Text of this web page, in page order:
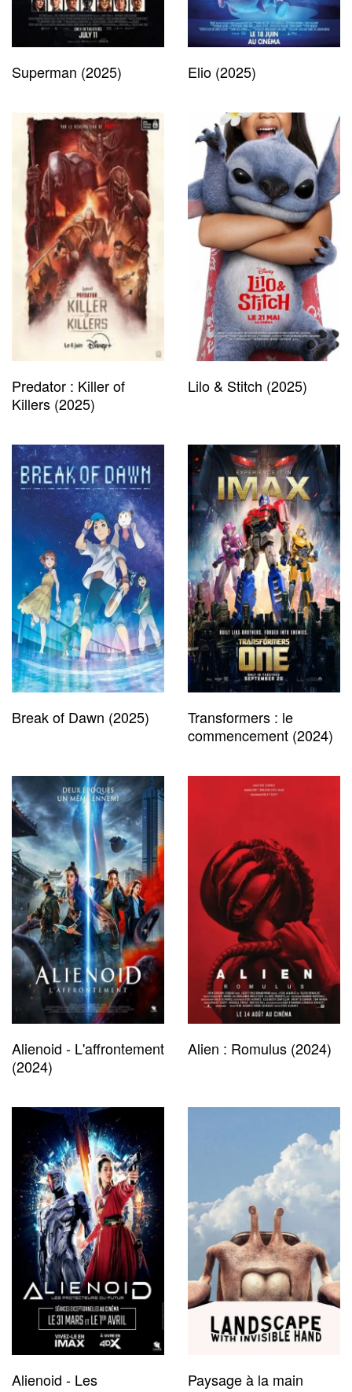
Superman (2025) Elio (2025)
Predator : Killer of
Killers (2025)
Lilo & Stitch (2025)
Break of Dawn (2025)
Transformers : le
commencement (2024)
Alienoid - L'affrontement
(2024)
Alien : Romulus (2024)
Alienoid - Les
Paysage à la main